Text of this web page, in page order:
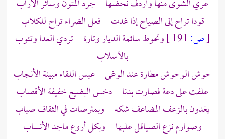
عري الشوى منها وأردف نحضها جرد المتون وسائر الآراب
قودا تراح إلى الصياح إذا غدت فعل الضراء تراح للكلاب
[ص:
وتحوط سائمة الديار وتارة تردي العدا وتئوب
بالأسلاب
حوش الوحوش مطارة عند الوغى عبس اللقاء مبينة الأنجاب
علفت على دعة فصارت بدنا دخس البضيع خفيفة الأقصاب
يغدون بالزعف المضاعف شكه وبمترصات في الثقاف صباب
وصوارم نزع الصياقل علبها وبكل أروع ماجد الأنساب